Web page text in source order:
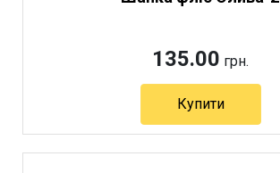
135.00 грн.
Купити